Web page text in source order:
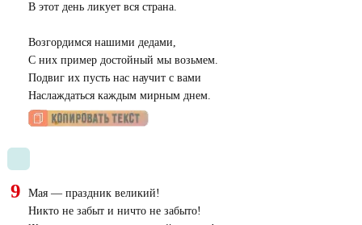
В этот день ликует вся страна.
Возгордимся нашими дедами,
С них пример достойный мы возьмем.
Подвиг их пусть нас научит с вами
Наслаждаться каждым мирным днем.
9
Мая — праздник великий!
Никто не забыт и ничто не забыто!